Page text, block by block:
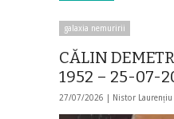
galaxia nemuririi
CĂLIN
1952 – 25-07-
27/07/2026 | Nistor Laurențiu